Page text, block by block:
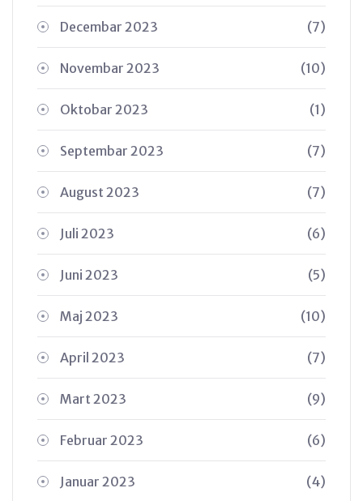
Decembar 2023 (7)
Novembar 2023 (10)
Oktobar 2023 (1)
Septembar 2023 (7)
August 2023 (7)
Juli 2023 (6)
Juni 2023 (5)
Maj 2023 (10)
April 2023 (7)
Mart 2023 (9)
Februar 2023 (6)
Januar 2023 (4)